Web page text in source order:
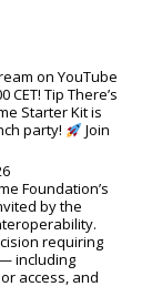
on YouTube
CET! Tip There’s
Starter Kit is
party!
Join
Foundation’s
by the
requiring
including
access, and